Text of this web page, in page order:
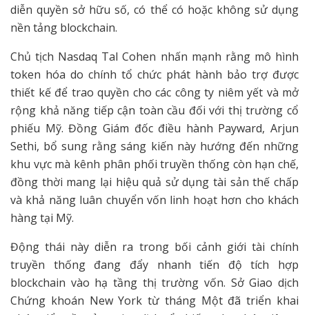
diễn quyền sở hữu số, có thể có hoặc không sử dụng
nền tảng blockchain.
Chủ tịch Nasdaq Tal Cohen nhấn mạnh rằng mô hình
token hóa do chính tổ chức phát hành bảo trợ được
thiết kế để trao quyền cho các công ty niêm yết và mở
rộng khả năng tiếp cận toàn cầu đối với thị trường cổ
phiếu Mỹ. Đồng Giám đốc điều hành Payward, Arjun
Sethi, bổ sung rằng sáng kiến này hướng đến những
khu vực mà kênh phân phối truyền thống còn hạn chế,
đồng thời mang lại hiệu quả sử dụng tài sản thế chấp
và khả năng luân chuyển vốn linh hoạt hơn cho khách
hàng tại Mỹ.
Động thái này diễn ra trong bối cảnh giới tài chính
truyền thống đang đẩy nhanh tiến độ tích hợp
blockchain vào hạ tầng thị trường vốn. Sở Giao dịch
Chứng khoán New York từ tháng Một đã triển khai